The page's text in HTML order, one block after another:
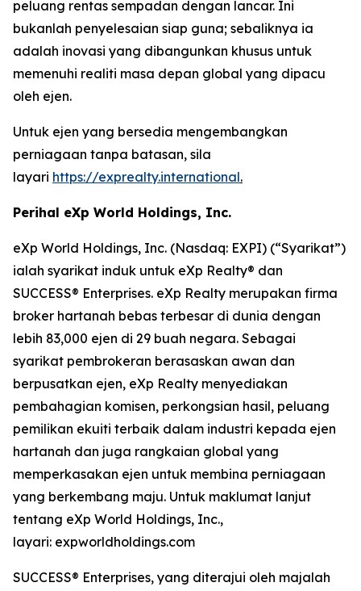
peluang rentas sempadan dengan lancar. Ini
bukanlah penyelesaian siap guna; sebaliknya ia
adalah inovasi yang dibangunkan khusus untuk
memenuhi realiti masa depan global yang dipacu
oleh ejen.
Untuk ejen yang bersedia mengembangkan
perniagaan tanpa batasan, sila
layari https://exprealty.international.
Perihal eXp World Holdings, Inc.
eXp World Holdings, Inc. (Nasdaq: EXPI) (“Syarikat”)
ialah syarikat induk untuk eXp Realty® dan
SUCCESS® Enterprises. eXp Realty merupakan firma
broker hartanah bebas terbesar di dunia dengan
lebih 83,000 ejen di 29 buah negara. Sebagai
syarikat pembrokeran berasaskan awan dan
berpusatkan ejen, eXp Realty menyediakan
pembahagian komisen, perkongsian hasil, peluang
pemilikan ekuiti terbaik dalam industri kepada ejen
hartanah dan juga rangkaian global yang
memperkasakan ejen untuk membina perniagaan
yang berkembang maju. Untuk maklumat lanjut
tentang eXp World Holdings, Inc.,
layari: expworldholdings.com
SUCCESS® Enterprises, yang diterajui oleh majalah